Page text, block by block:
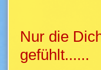
Nur die
gefühlt......